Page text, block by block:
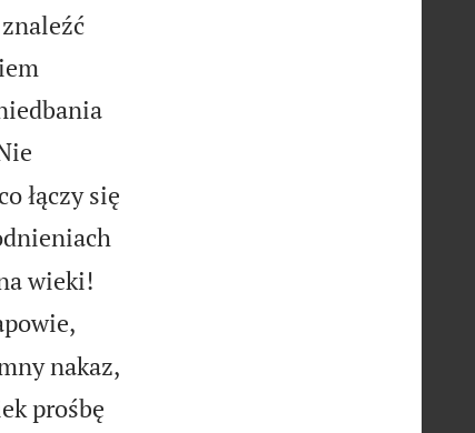
łączy się
wieki!
nakaz,
prośbę